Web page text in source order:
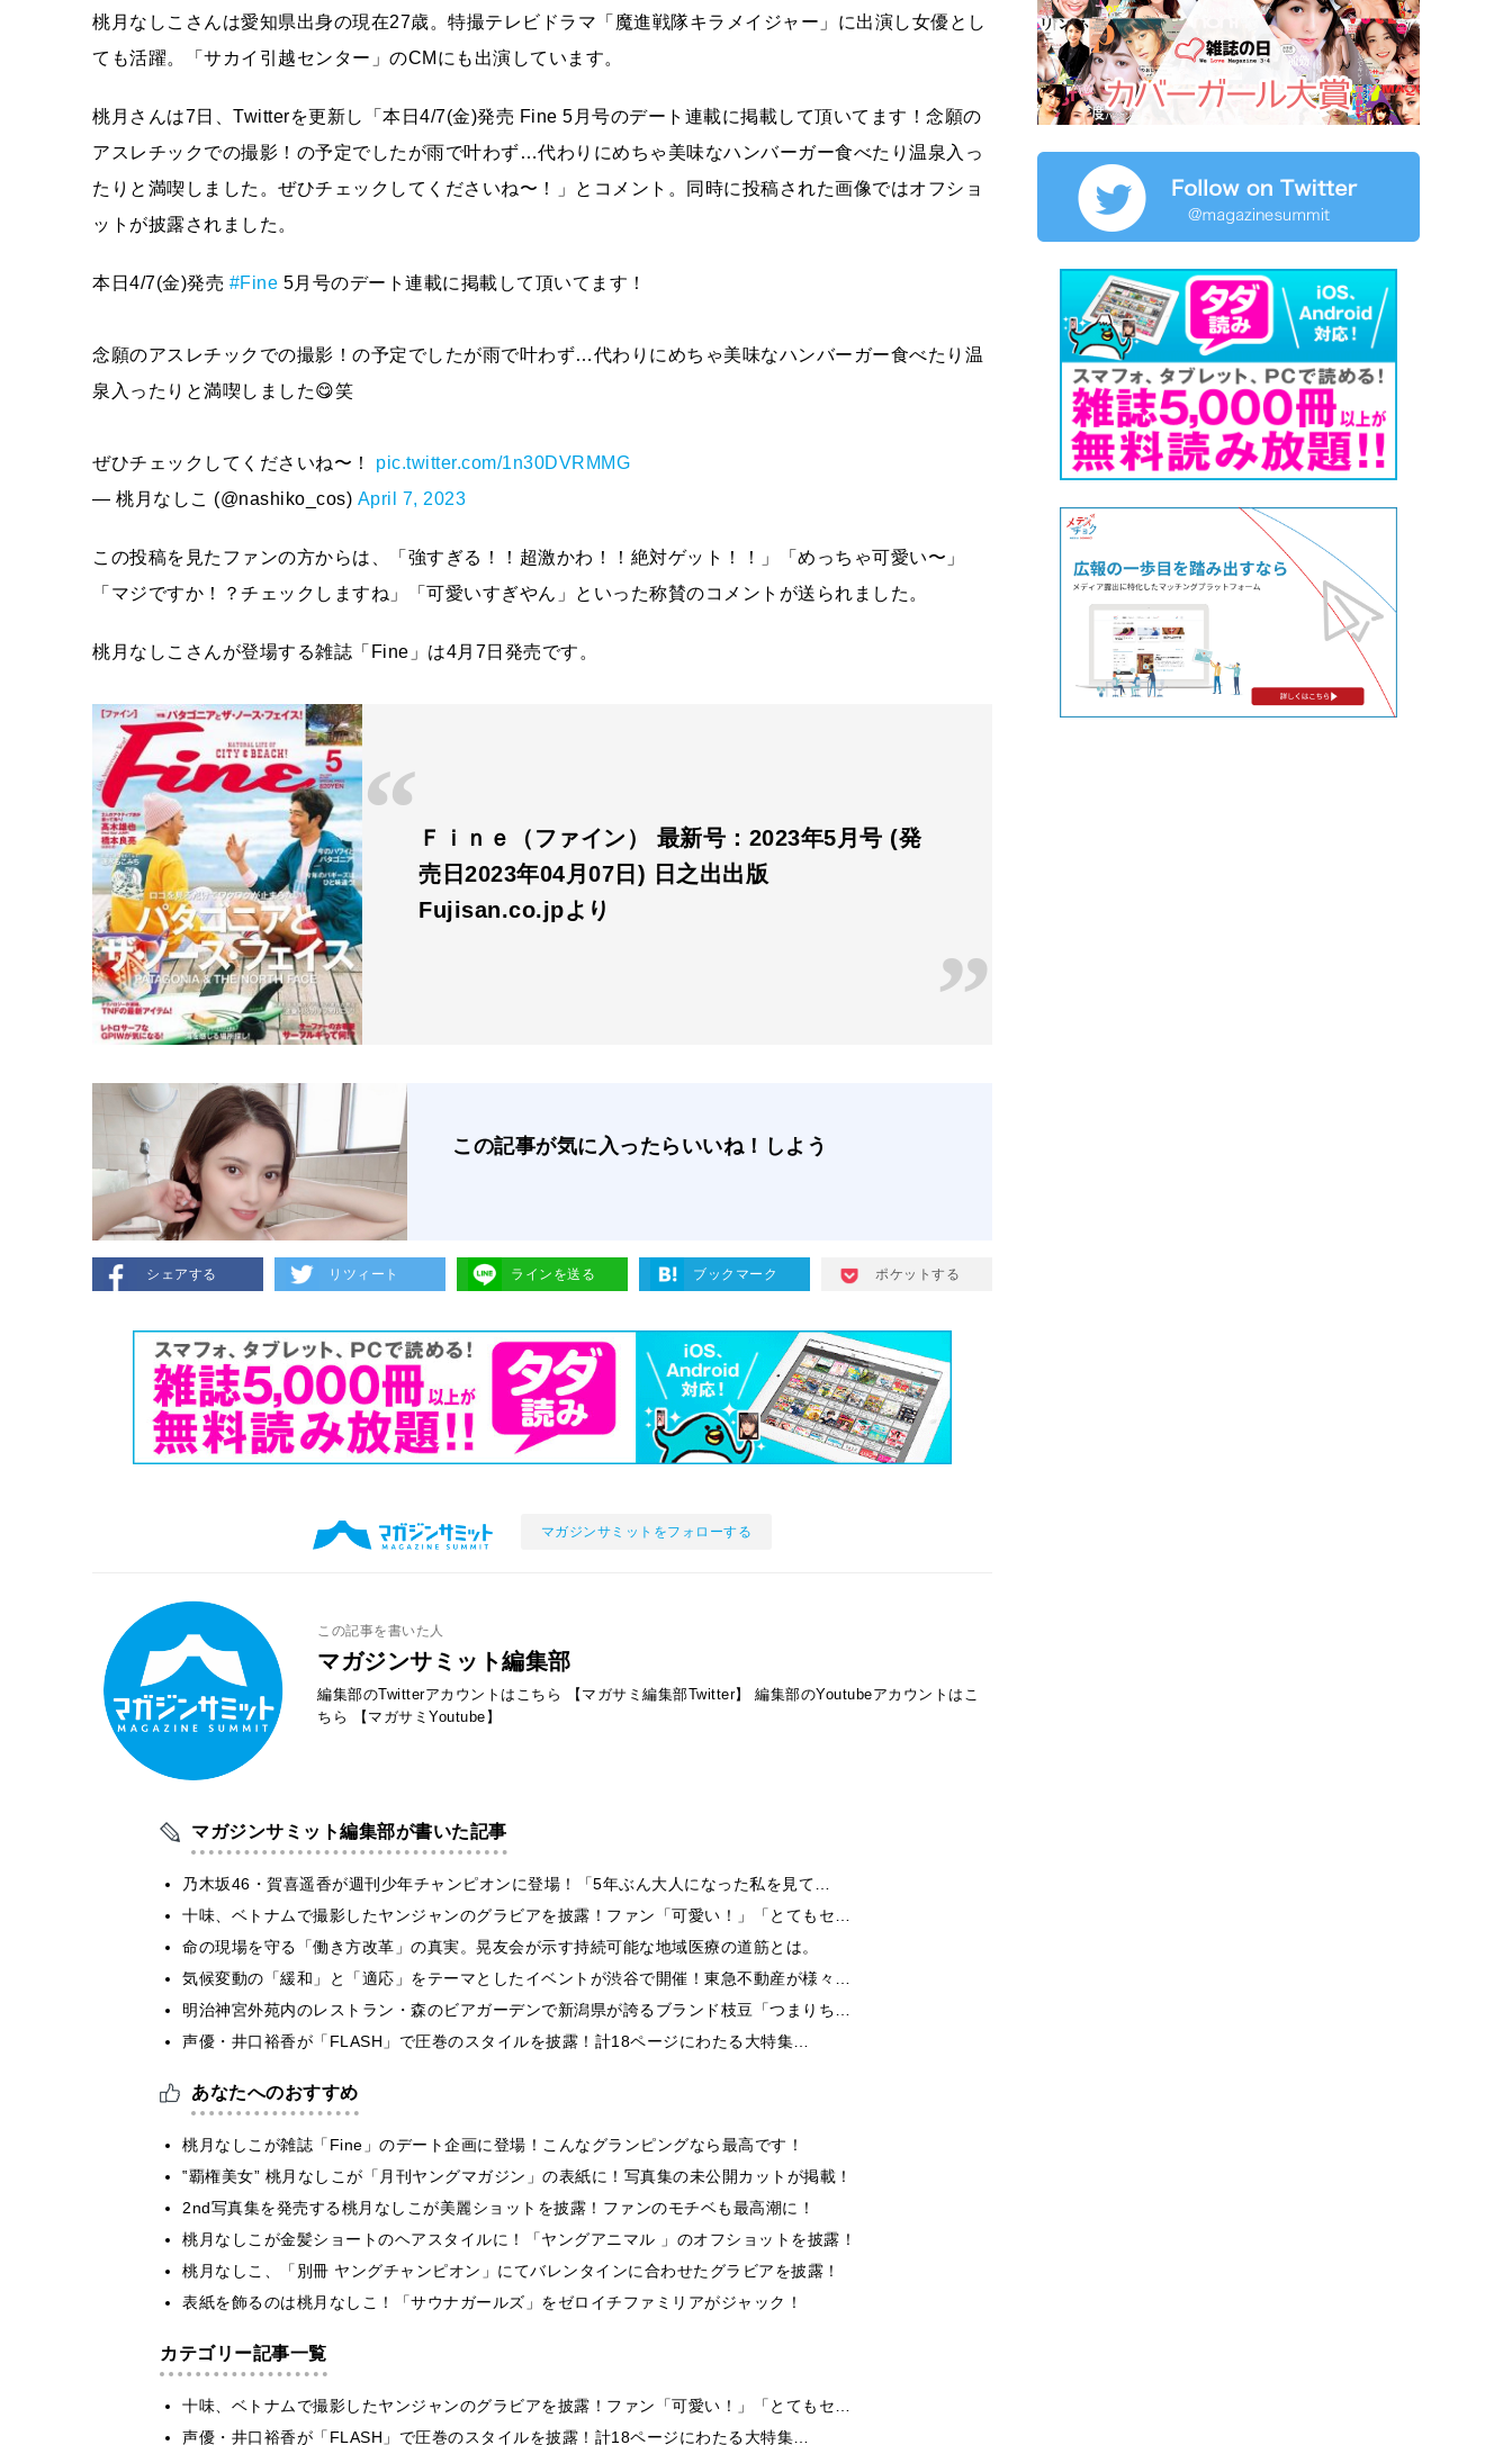
桃月なしこさんは愛知県出身の現在27歳。特撮テレビドラマ「魔進戦隊キラメイジャー」に出演し女優とし
ても活躍。「サカイ引越センター」のCMにも出演しています。
桃月さんは7日、Twitterを更新し「本日4/7(金)発売 Fine 5月号のデート連載に掲載して頂いてます！念願の
アスレチックでの撮影！の予定でしたが雨で叶わず…代わりにめちゃ美味なハンバーガー食べたり温泉入っ
たりと満喫しました。ぜひチェックしてくださいね〜！」とコメント。同時に投稿された画像ではオフショ
ットが披露されました。
本日4/7(金)発売 #Fine 5月号のデート連載に掲載して頂いてます！
念願のアスレチックでの撮影！の予定でしたが雨で叶わず…代わりにめちゃ美味なハンバーガー食べたり温
泉入ったりと満喫しました😋笑
ぜひチェックしてくださいね〜！ pic.twitter.com/1n30DVRMMG
— 桃月なしこ (@nashiko_cos) April 7, 2023
この投稿を見たファンの方からは、「強すぎる！！超激かわ！！絶対ゲット！！」「めっちゃ可愛い〜」
「マジですか！？チェックしますね」「可愛いすぎやん」といった称賛のコメントが送られました。
桃月なしこさんが登場する雑誌「Fine」は4月7日発売です。
Ｆｉｎｅ（ファイン） 最新号：2023年5月号 (発
売日2023年04月07日) 日之出出版
Fujisan.co.jpより
この記事が気に入ったらいいね！しよう
シェアする リツィート ラインを送る ブックマーク ポケットする
マガジンサミットをフォローする
この記事を書いた人
マガジンサミット編集部
編集部のTwitterアカウントはこちら 【マガサミ編集部Twitter】
編集部のYoutubeアカウントはこ
ちら
【マガサミYoutube】
マガジンサミット編集部が書いた記事
乃木坂46・賀喜遥香が週刊少年チャンピオンに登場！「5年ぶん大人になった私を見て…
十味、ベトナムで撮影したヤンジャンのグラビアを披露！ファン「可愛い！」「とてもセ…
​命の現場を守る「働き方改革」の真実。晃友会が示す持続可能な地域医療の道筋とは。
気候変動の「緩和」と「適応」をテーマとしたイベントが渋谷で開催！東急不動産が様々…
明治神宮外苑内のレストラン・森のビアガーデンで新潟県が誇るブランド枝豆「つまりち…
声優・井口裕香が「FLASH」で圧巻のスタイルを披露！計18ページにわたる大特集…
あなたへのおすすめ
桃月なしこが雑誌「Fine」のデート企画に登場！こんなグランピングなら最高です！
‟覇権美女” 桃月なしこが「月刊ヤングマガジン」の表紙に！写真集の未公開カットが掲載！
2nd写真集を発売する桃月なしこが美麗ショットを披露！ファンのモチベも最高潮に！
桃月なしこが金髪ショートのヘアスタイルに！「ヤングアニマル 」のオフショットを披露！
桃月なしこ、「別冊 ヤングチャンピオン」にてバレンタインに合わせたグラビアを披露！
表紙を飾るのは桃月なしこ！「サウナガールズ」をゼロイチファミリアがジャック！
カテゴリー記事一覧
十味、ベトナムで撮影したヤンジャンのグラビアを披露！ファン「可愛い！」「とてもセ…
声優・井口裕香が「FLASH」で圧巻のスタイルを披露！計18ページにわたる大特集…